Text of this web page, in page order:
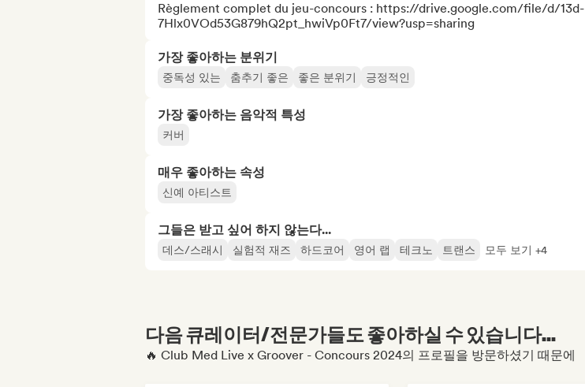
Règlement complet du jeu-concours : https://drive.google.com/file/d/13d-
7Hlx0VOd53G879hQ2pt_hwiVp0Ft7/view?usp=sharing
가장 좋아하는 분위기
중독성 있는 춤추기 좋은 좋은 분위기 긍정적인
가장 좋아하는 음악적 특성
커버
매우 좋아하는 속성
신예 아티스트
그들은 받고 싶어 하지 않는다...
데스/스래시 실험적 재즈 하드코어 영어 랩 테크노 트랜스 모두 보기 +4
다음 큐레이터/전문가들도 좋아하실 수 있습니다...
🔥 Club Med Live x Groover - Concours 2024의 프로필을 방문하셨기 때문에